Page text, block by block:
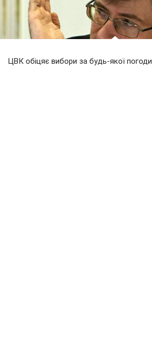
ЦВК обіцяє вибори за будь-якої погоди